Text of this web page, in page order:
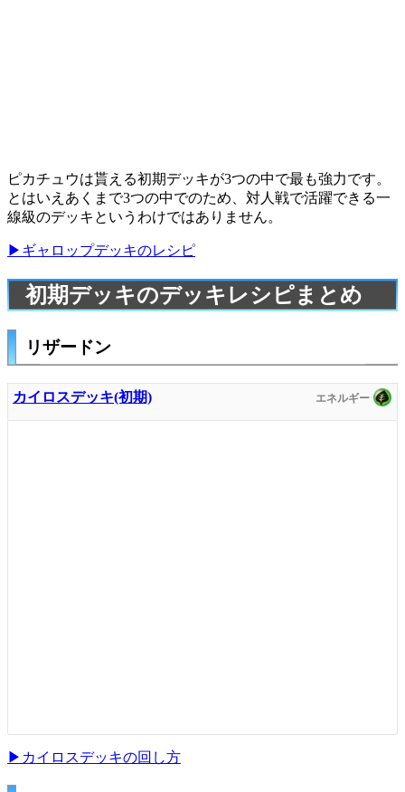
ピカチュウは貰える初期デッキが3つの中で最も強力です。
とはいえあくまで3つの中でのため、対人戦で活躍できる一
線級のデッキというわけではありません。
▶ギャロップデッキのレシピ
初期デッキのデッキレシピまとめ
リザードン
カイロスデッキ(初期)
▶カイロスデッキの回し方